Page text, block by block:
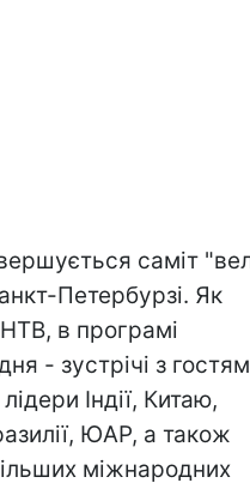
саміт
Петербурзі. Як
в програмі
- зустрічі з
Індії, Китаю,
ЮАР, а також
міжнародних